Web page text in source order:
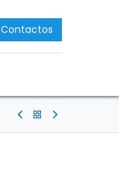
Contactos